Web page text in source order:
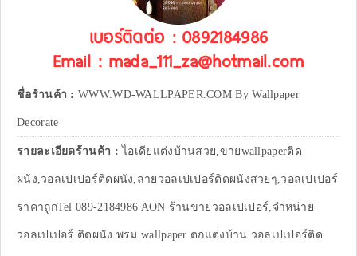
เบอร์ติดต่อ : 0892184986
Email : mada_111_za@hotmail.com
ชื่อร้านค้า : WWW.WD-WALLPAPER.COM By Wallpaper
Decorate
รายละเอียดร้านค้า :ไอเดียแต่งบ้านสวย,ขายwallpaperติด
ผนัง,วอลเปเปอร์ติดผนัง,ลายวอลเปเปอร์ติดผนังสวยๆ,วอลเปเปอร์
ราคาถูกTel 089-2184986 AON ร้านขายวอลเปเปอร์,จำหน่าย
วอลเปเปอร์ ติดผนัง พรม wallpaper ตกแต่งบ้าน วอลเปเปอร์ติด